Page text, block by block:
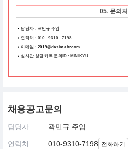
05. 문의처
담당자 : 곽민규 주임
연락처 : 010 - 9310 - 7198
이메일 : 2019@dasimahr.com
실시간 상담 카톡 문의ID : MINIKYU
채용공고문의
담당자 곽민규 주임
연락처 010-9310-7198 전화하기